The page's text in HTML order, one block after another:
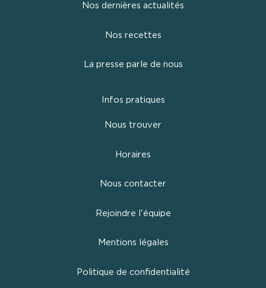
Nos dernières actualités
Nos recettes
La presse parle de nous
Infos pratiques
Nous trouver
Horaires
Nous contacter
Rejoindre l'équipe
Mentions légales
Politique de confidentialité